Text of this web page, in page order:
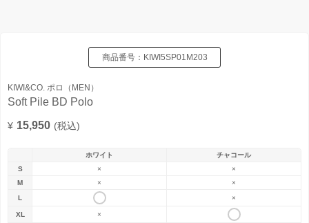
商品番号： KIWI5SP01M203
KIWI&CO. ポロ（MEN）
Soft Pile BD Polo
¥ 15,950 (税込)
ホワイト
チャコール
S
×
×
M
×
×
L
×
XL
×